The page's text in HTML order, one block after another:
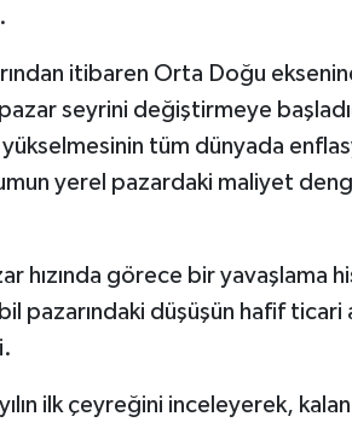
itibaren Orta Doğu
seyrini değiştirmeye
yükselmesinin tüm dünyada
yerel pazardaki maliyet
hızında görece bir yavaşlama
pazarındaki düşüşün hafif ticari
ilk çeyreğini inceleyerek,